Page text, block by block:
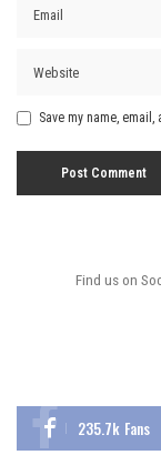
Save my name,
Find us on
235.7k Fans